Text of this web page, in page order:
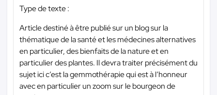
Type de texte :
Article destiné à être publié sur un blog sur la
thématique de la santé et les médecines alternatives
en particulier, des bienfaits de la nature et en
particulier des plantes. Il devra traiter précisément du
sujet ici c’est la gemmothérapie qui est à l’honneur
avec en particulier un zoom sur le bourgeon de